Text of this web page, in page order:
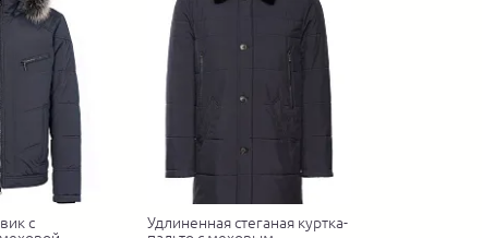
с
Удлиненная стеганая куртка-